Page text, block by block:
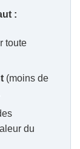
:
toute
(moins de
du